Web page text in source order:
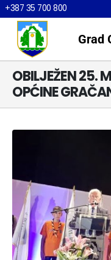
+387 35 700 800
Grad
OBILJEŽEN 25.
OPĆINE